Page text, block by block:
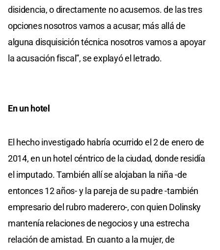
disidencia, o directamente no acusemos. de las tres
opciones nosotros vamos a acusar; más allá de
alguna disquisición técnica nosotros vamos a apoyar
la acusación fiscal”, se explayó el letrado.
En un hotel
El hecho investigado habría ocurrido el 2 de enero de
2014, en un hotel céntrico de la ciudad, donde residía
el imputado. También allí se alojaban la niña -de
entonces 12 años- y la pareja de su padre -también
empresario del rubro maderero-, con quien Dolinsky
mantenía relaciones de negocios y una estrecha
relación de amistad. En cuanto a la mujer, de